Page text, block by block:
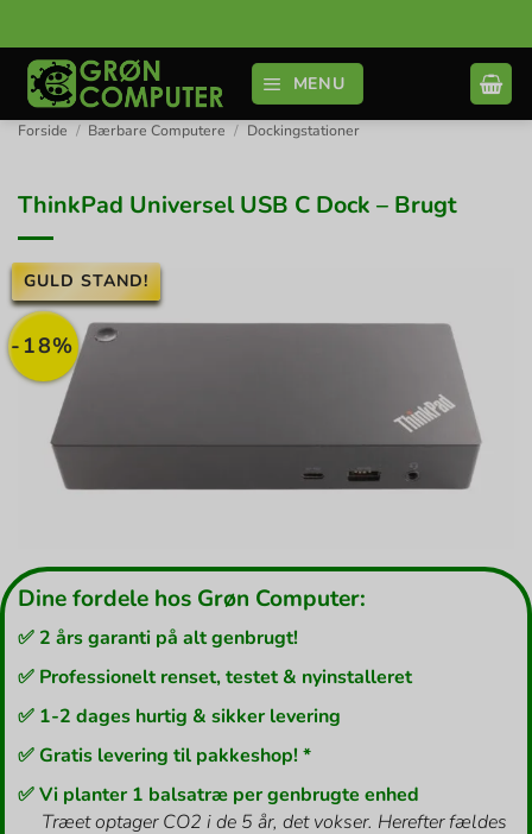
til
indhold
MENU
Forside / Bærbare Computere / Dockingstationer
ThinkPad Universel USB C Dock – Brugt
-18%
GULD STAND!
Dine fordele hos Grøn Computer:
✅ 2 års garanti på alt genbrugt!
✅ Professionelt renset, testet & nyinstalleret
✅ 1-2 dages hurtig & sikker levering
✅ Gratis levering til pakkeshop! *
✅ Vi planter 1 balsatræ per genbrugte enhed
Træet optager CO2 i de 5 år, det vokser. Herefter fældes